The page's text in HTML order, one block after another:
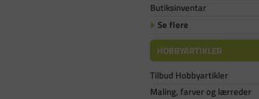
Butiksinventar
Se flere
HOBBYARTIKLER
Tilbud Hobbyartikler
Maling, farver og lærreder